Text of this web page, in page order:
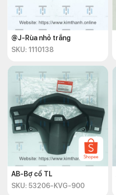
@J-Rùa nhỏ trắng
SKU: 1110138
AB-Bợ cổ TL
SKU: 53206-KVG-900